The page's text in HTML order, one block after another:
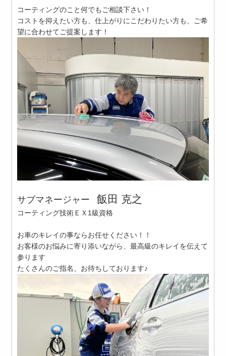
コーティングのこと何でもご相談下さい！
コストを抑えたい方も、仕上がりにこだわりたい方も、ご希
望に合わせてご提案します！
サブマネージャー 飯田 克之
コーティング技術ＥＸ1級資格
お車のキレイの事ならお任せください！！
お客様のお悩みに寄り添いながら、最高級のキレイを伝えて
参ります
たくさんのご指名、お待ちしております♪